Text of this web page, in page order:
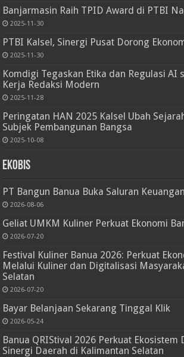
Banjarmasin Raih TPID Award di PTBI
2025-11-30
PTBI Kalsel, Sinergi Pusat Dorong
2025-11-30
Komdigi Tegaskan Etika dan Regulasi AI
Kerja Redaksi Modern
2025-11-28
Peringatan HAN 2025 Kalsel Ubah
Subjek Pembangunan Bangsa
2025-10-08
Ekobis
PT Bangun Banua Buka Saluran
2026-08-06
Geliat UMKM Kuliner Perkuat Ekonomi
2026-07-20
Festival Kuliner Banua 2026: Perkuat
Melalui Kuliner dan Digitalisasi
Selatan
2026-07-20
Bayar Belanjaan Sekarang Tinggal Klik
2026-05-24
Banua QRIStival 2026 Perkuat Ekosistem
Sinergi Daerah di Kalimantan Selatan